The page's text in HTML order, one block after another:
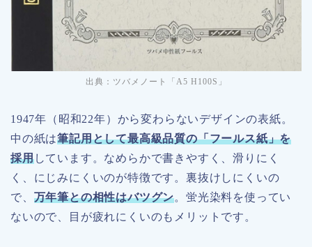
出典：ツバメノート「A5 H100S」
1947年（昭和22年）から変わらないデザインの表紙。
中の紙は筆記用として最高級品質の「フールス紙」を
採用しています。なめらかで書きやすく、滑りにく
く、にじみにくいのが特徴です。裏抜けしにくいの
で、 万年筆との相性はバツグン。蛍光染料を使ってい
ないので、目が疲れにくいのもメリットです。